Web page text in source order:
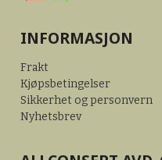
INFORMASJON
Frakt
Kjøpsbetingelser
Sikkerhet og personvern
Nyhetsbrev